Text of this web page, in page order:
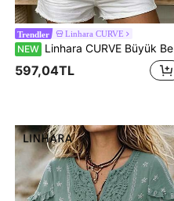
Trendler Linhara CURVE
NEW Linhara CURVE Büyük Beden Kadın Günlük Baskılı Tatil Gömleği Bluz, Vintage Tüm Yüzey Baskılı, Çentikli Yaka, Uzun Kollu, Ahşap Düğme Detaylı, Günlük Çıkışlar, Yürüyüş, Kırsal Tatil ve Vintage Müzik Partisi İçin Uygun, Western Tarzı
597,04TL